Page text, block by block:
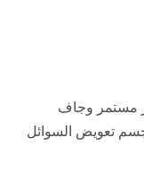
مستمر وجاف
تعويض السوائل